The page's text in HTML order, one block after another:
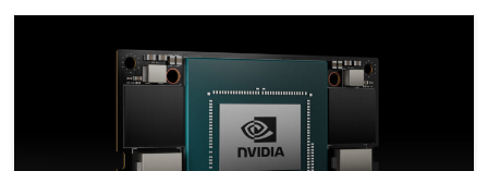
新しい NVIDIA Jetson Orin NX 16GB でエッジ AI の性能を向上